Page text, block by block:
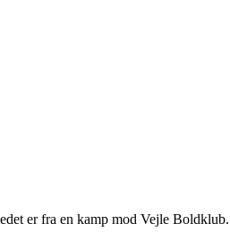
er fra en kamp mod Vejle